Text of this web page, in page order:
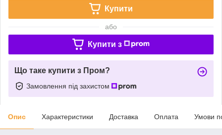
Купити
або
Купити з
Що таке купити з Пром?
Замовлення під захистом
Опис Характеристики Доставка Оплата Умови